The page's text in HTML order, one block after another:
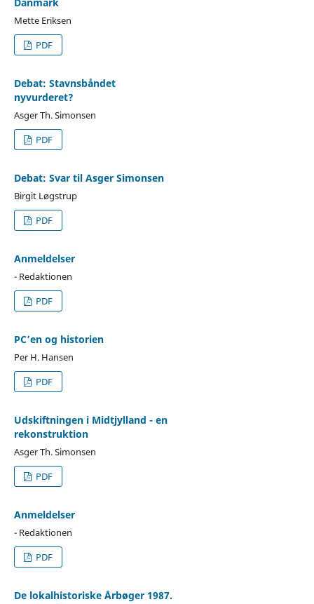
Danmark
Mette Eriksen
PDF
Debat: Stavnsbåndet
nyvurderet?
Asger Th. Simonsen
PDF
Debat: Svar til Asger Simonsen
Birgit Løgstrup
PDF
Anmeldelser
- Redaktionen
PDF
PC’en og historien
Per H. Hansen
PDF
Udskiftningen i Midtjylland - en
rekonstruktion
Asger Th. Simonsen
PDF
Anmeldelser
- Redaktionen
PDF
De lokalhistoriske Årbøger 1987.